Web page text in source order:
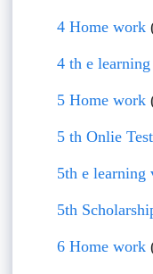
4 Home work
4 th e
5 Home work
5 th Onlie Test
5th e learning
5th
6 Home work